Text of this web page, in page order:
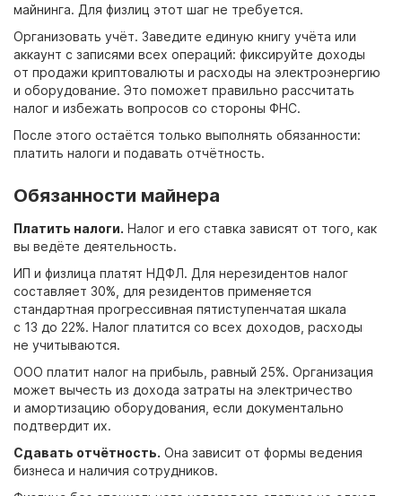
майнинга. Для физлиц этот шаг не требуется.
Организовать учёт. Заведите единую книгу учёта или
аккаунт с записями всех операций: фиксируйте доходы
от продажи криптовалюты и расходы на электроэнергию
и оборудование. Это поможет правильно рассчитать
налог и избежать вопросов со стороны ФНС.
После этого остаётся только выполнять обязанности:
платить налоги и подавать отчётность.
Обязанности майнера
Платить налоги. Налог и его ставка зависят от того, как
вы ведёте деятельность.
ИП и физлица платят НДФЛ. Для нерезидентов налог
составляет 30%, для резидентов применяется
стандартная прогрессивная пятиступенчатая шкала
с 13 до 22%. Налог платится со всех доходов, расходы
не учитываются.
ООО платит налог на прибыль, равный 25%. Организация
может вычесть из дохода затраты на электричество
и амортизацию оборудования, если документально
подтвердит их.
Сдавать отчётность. Она зависит от формы ведения
бизнеса и наличия сотрудников.